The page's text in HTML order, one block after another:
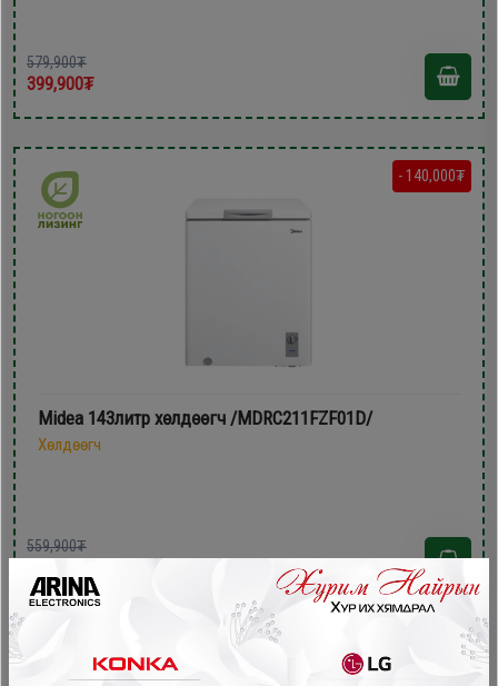
579,900₮
399,900₮
- 140,000₮
Midea 143литр хөлдөөгч /MDRC211FZF01D/
Хөлдөөгч
559,900₮
- 140,000₮